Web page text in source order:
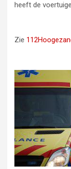
heeft de
Zie